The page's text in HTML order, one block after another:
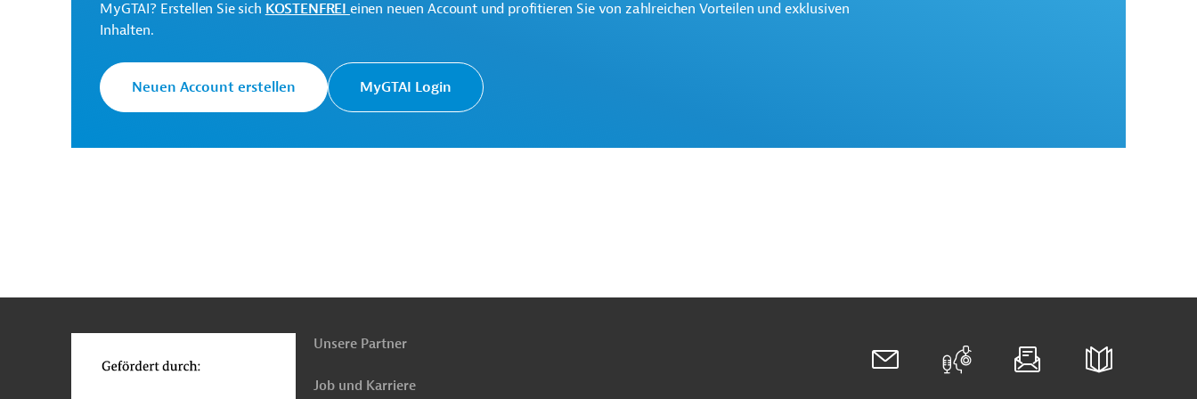
Medizintechnik
Medizinische Labortechnik, -bedarf Projekte
MyGTAI? Erstellen Sie sich KOSTENFREI einen neuen Account und profitieren Sie von zahlreichen Vorteilen und exklusiven
Inhalten.
Neuen Account erstellen MyGTAI Login
oben
Unsere Partner
Job und Karriere